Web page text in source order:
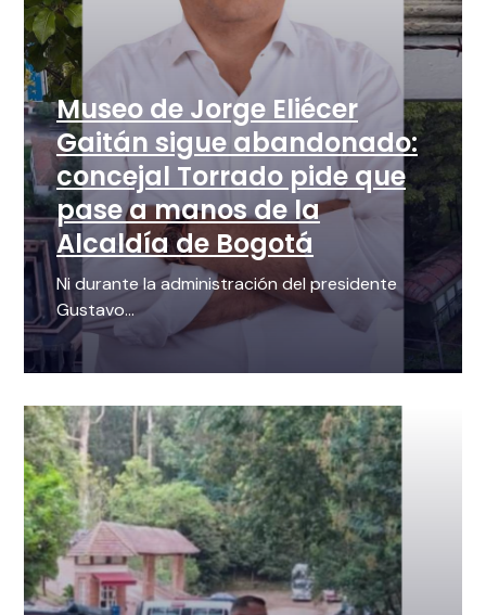
Museo de Jorge Eliécer
Gaitán sigue abandonado:
concejal Torrado pide que
pase a manos de la
Alcaldía de Bogotá
Ni durante la administración del presidente
Gustavo...